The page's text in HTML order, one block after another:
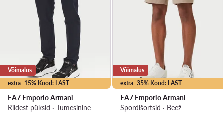
extra -15% Kood: LAST
Võimalus
EA7 Emporio Armani
Riidest püksid · Tumesinine
extra -35% Kood: LAST
Võimalus
EA7 Emporio Armani
Spordišortsid · Beež